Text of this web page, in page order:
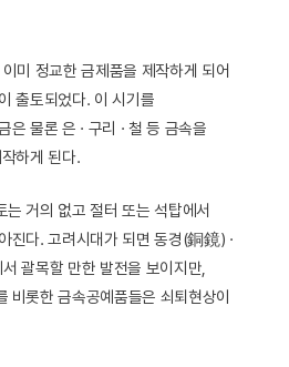
미 정교한 금제품을 제작하게 되어
출토되었다. 이 시기를
은 물론 은 · 구리 · 철 등 금속을
하게 된다.
거의 없고 절터 또는 석탑에서
진다. 고려시대가 되면 동경(銅鏡) ·
괄목할 만한 발전을 보이지만,
비롯한 금속공예품들은 쇠퇴현상이